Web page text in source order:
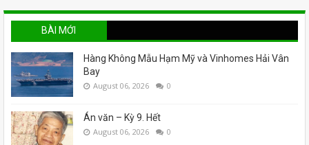
BÀI MỚI
Hàng Không Mẫu Hạm Mỹ và Vinhomes Hải Vân
Bay
August 06, 2026 0
Án văn – Kỳ 9. Hết
August 06, 2026 0